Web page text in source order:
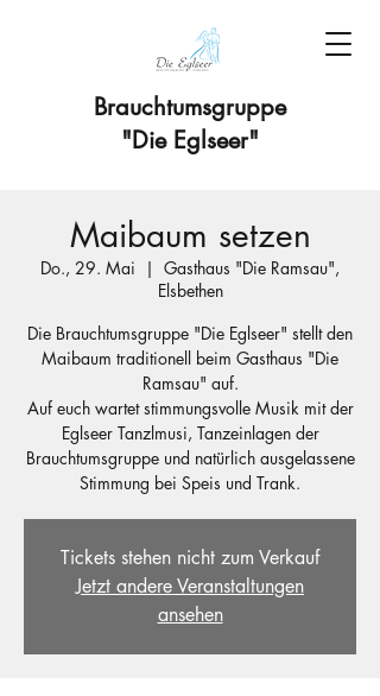
Brauchtumsgruppe
"Die Eglseer"
Maibaum setzen
Do., 29. Mai
  |
Gasthaus "Die Ramsau",
Elsbethen
Die Brauchtumsgruppe "Die Eglseer" stellt den
Maibaum traditionell beim Gasthaus "Die
Ramsau" auf.
Auf euch wartet stimmungsvolle Musik mit der
Eglseer Tanzlmusi, Tanzeinlagen der
Brauchtumsgruppe und natürlich ausgelassene
Stimmung bei Speis und Trank.
Tickets stehen nicht zum Verkauf
Jetzt andere Veranstaltungen
ansehen